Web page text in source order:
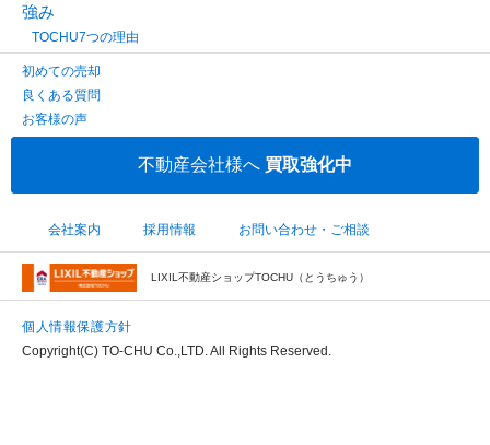
強み
TOCHU7つの理由
初めての売却
良くある質問
お客様の声
不動産会社様へ 買取強化中
会社案内 採用情報 お問い合わせ・ご相談
LIXIL不動産ショップTOCHU（とうちゅう）
個人情報保護方針
Copyright(C) TO-CHU Co.,LTD. All Rights Reserved.